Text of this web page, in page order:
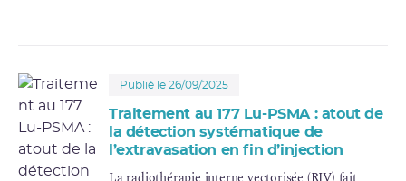
Publié le 26/09/2025
Traitement au 177 Lu-PSMA : atout de
la détection systématique de
l’extravasation en fin d’injection